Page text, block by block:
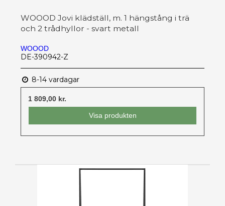
WOOOD Jovi klädställ, m. 1 hängstång i trä
och 2 trådhyllor - svart metall
WOOOD
DE-390942-Z
8-14 vardagar
1 809,00 kr.
Visa produkten